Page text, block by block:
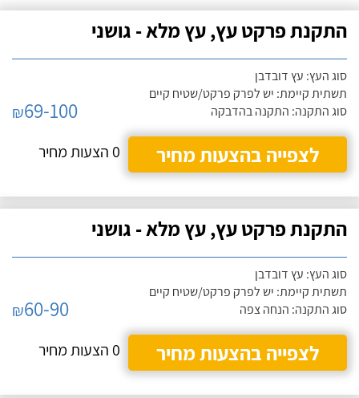
התקנת פרקט עץ, עץ מלא - גושני
סוג העץ: עץ דובדבן
תשתית קיימת: יש לפרק פרקט/שטיח קיים
סוג התקנה: התקנה בהדבקה
₪69-100
לצפייה בהצעות מחיר
0 הצעות מחיר
התקנת פרקט עץ, עץ מלא - גושני
סוג העץ: עץ דובדבן
תשתית קיימת: יש לפרק פרקט/שטיח קיים
סוג התקנה: הנחה צפה
₪60-90
לצפייה בהצעות מחיר
0 הצעות מחיר